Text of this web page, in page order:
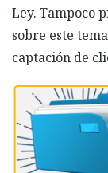
Ley. Tampoco
sobre este
captación de